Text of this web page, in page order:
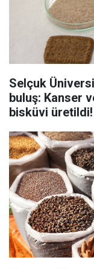
Selçuk
buluş: Kanser
bisküvi üretildi!